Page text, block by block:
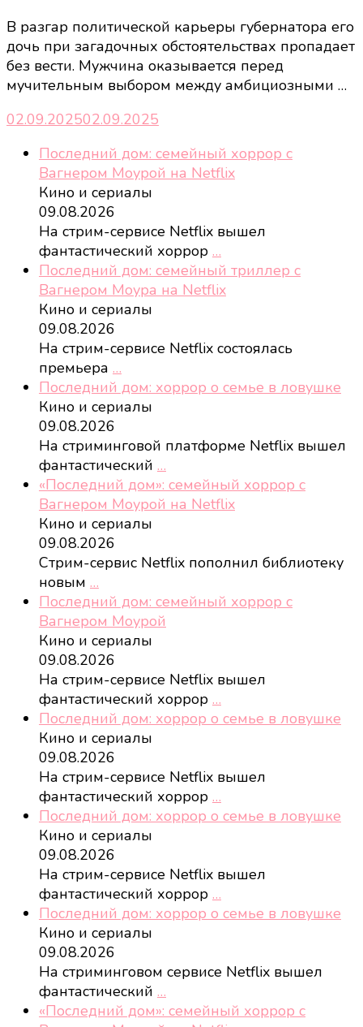
В разгар политической карьеры губернатора его
дочь при загадочных обстоятельствах пропадает
без вести. Мужчина оказывается перед
мучительным выбором между амбициозными …
02.09.202502.09.2025
Последний дом: семейный хоррор с
Вагнером Моурой на Netflix
Кино и сериалы
09.08.2026
На стрим-сервисе Netflix вышел
фантастический хоррор …
Последний дом: семейный триллер с
Вагнером Моура на Netflix
Кино и сериалы
09.08.2026
На стрим-сервисе Netflix состоялась
премьера …
Последний дом: хоррор о семье в ловушке
Кино и сериалы
09.08.2026
На стриминговой платформе Netflix вышел
фантастический …
«Последний дом»: семейный хоррор с
Вагнером Моурой на Netflix
Кино и сериалы
09.08.2026
Стрим-сервис Netflix пополнил библиотеку
новым …
Последний дом: семейный хоррор с
Вагнером Моурой
Кино и сериалы
09.08.2026
На стрим-сервисе Netflix вышел
фантастический хоррор …
Последний дом: хоррор о семье в ловушке
Кино и сериалы
09.08.2026
На стрим-сервисе Netflix вышел
фантастический хоррор …
Последний дом: хоррор о семье в ловушке
Кино и сериалы
09.08.2026
На стрим-сервисе Netflix вышел
фантастический хоррор …
Последний дом: хоррор о семье в ловушке
Кино и сериалы
09.08.2026
На стриминговом сервисе Netflix вышел
фантастический …
«Последний дом»: семейный хоррор с